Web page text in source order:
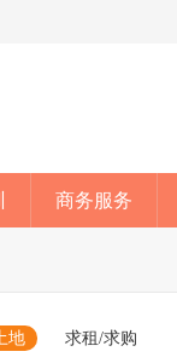
商务服务
地 求租/求购